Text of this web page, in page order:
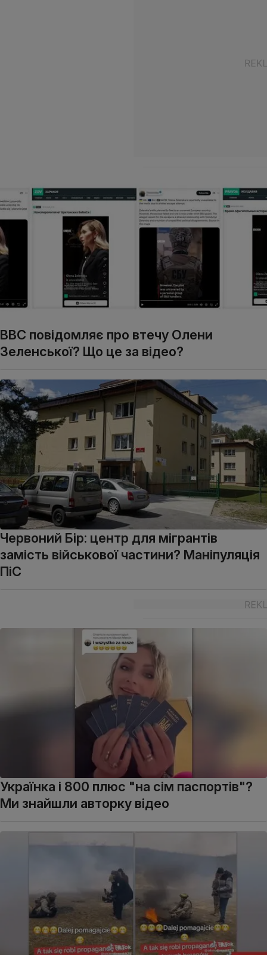
ВВС повідомляє про втечу Олени
Зеленської? Що це за відео?
Червоний Бір: центр для мігрантів
замість військової частини? Маніпуляція
ПіС
Українка і 800 плюс "на сім паспортів"?
Ми знайшли авторку відео